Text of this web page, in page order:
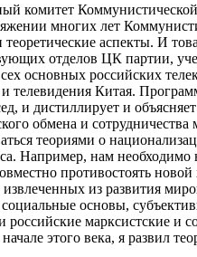
комитет
многих лет
теоретические аспекты. И
отделов ЦК партии,
основных российских
телевидения Китая.
и дистиллирует и
обмена и
теориями о
Например, нам
противостоять новой
из развития
основы,
российские марксистские
этого века, я развил